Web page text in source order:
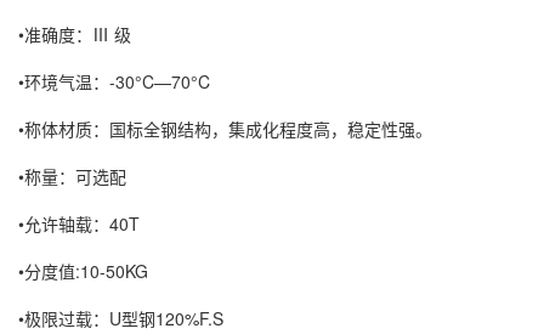
•准确度：Ⅲ 级
•环境气温：-30°C—70°C
•称体材质：国标全钢结构，集成化程度高，稳定性强。
•称量：可选配
•允许轴载：40T
•分度值:10-50KG
•极限过载：U型钢120%F.S